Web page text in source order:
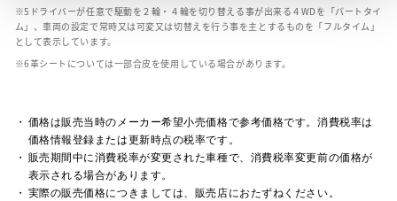
ドライバーが任意で駆動を２輪・４輪を切り替える事が出来る４WDを「パートタイ
ム」、車両の設定で常時又は可変又は切替えを行う事を主とするものを「フルタイム」
として表示しています。
革シートについては一部合皮を使用している場合があります。
価格は販売当時のメーカー希望小売価格で参考価格です。消費税率は
価格情報登録または更新時点の税率です。
販売期間中に消費税率が変更された車種で、消費税率変更前の価格が
表示される場合があります。
実際の販売価格につきましては、販売店におたずねください。